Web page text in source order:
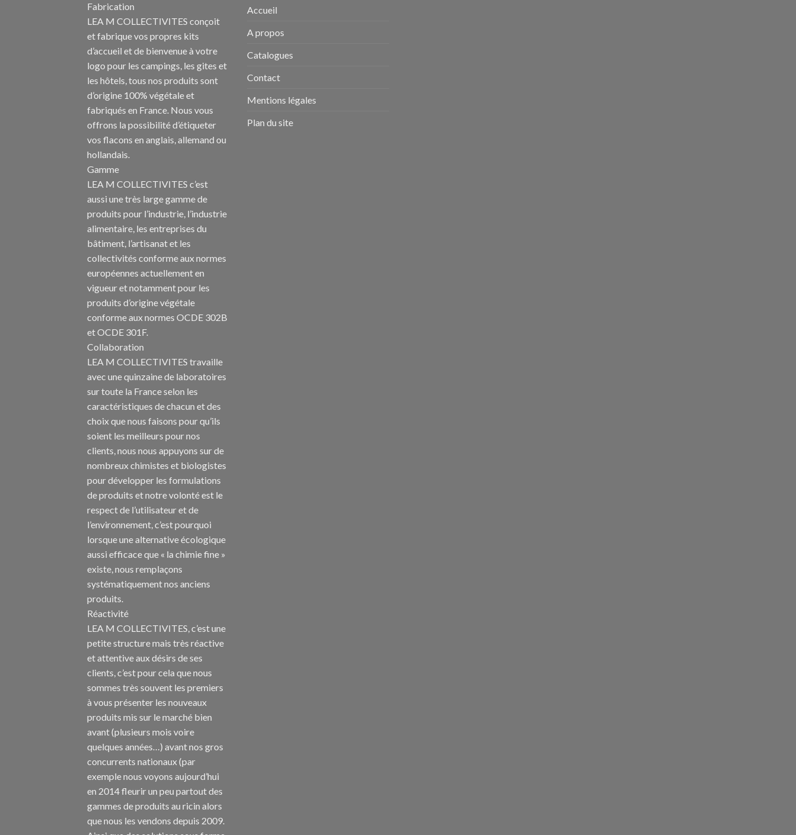
Fabrication
LEA M COLLECTIVITES conçoit
et fabrique vos propres kits
d’accueil et de bienvenue à votre
logo pour les campings, les gites et
les hôtels, tous nos produits sont
d’origine 100% végétale et
fabriqués en France. Nous vous
offrons la possibilité d’étiqueter
vos flacons en anglais, allemand ou
hollandais.
Gamme
LEA M COLLECTIVITES c’est
aussi une très large gamme de
produits pour l’industrie, l’industrie
alimentaire, les entreprises du
bâtiment, l’artisanat et les
collectivités conforme aux normes
européennes actuellement en
vigueur et notamment pour les
produits d’origine végétale
conforme aux normes OCDE 302B
et OCDE 301F.
Collaboration
LEA M COLLECTIVITES travaille
avec une quinzaine de laboratoires
sur toute la France selon les
caractéristiques de chacun et des
choix que nous faisons pour qu’ils
soient les meilleurs pour nos
clients, nous nous appuyons sur de
nombreux chimistes et biologistes
pour développer les formulations
de produits et notre volonté est le
respect de l’utilisateur et de
l’environnement, c’est pourquoi
lorsque une alternative écologique
aussi efficace que « la chimie fine »
existe, nous remplaçons
systématiquement nos anciens
produits.
Réactivité
LEA M COLLECTIVITES, c’est une
petite structure mais très réactive
et attentive aux désirs de ses
clients, c’est pour cela que nous
sommes très souvent les premiers
à vous présenter les nouveaux
produits mis sur le marché bien
avant (plusieurs mois voire
quelques années…) avant nos gros
concurrents nationaux (par
exemple nous voyons aujourd’hui
en 2014 fleurir un peu partout des
gammes de produits au ricin alors
que nous les vendons depuis 2009.
Accueil
A propos
Catalogues
Contact
Mentions légales
Plan du site